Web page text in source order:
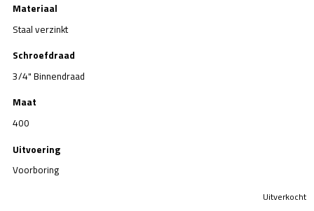
Materiaal
Staal verzinkt
Schroefdraad
3/4" Binnendraad
Maat
400
Uitvoering
Voorboring
Uitverkocht